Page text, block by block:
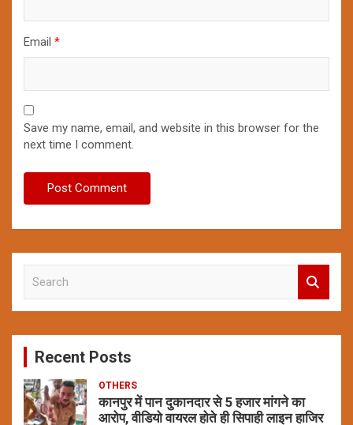
Email *
Save my name, email, and website in this browser for the
next time I comment.
c
Recent Posts
OTHERS
कानपुर में पान दुकानदार से 5 हजार मांगने का
आरोप, वीडियो वायरल होते ही सिपाही लाइन हाजिर